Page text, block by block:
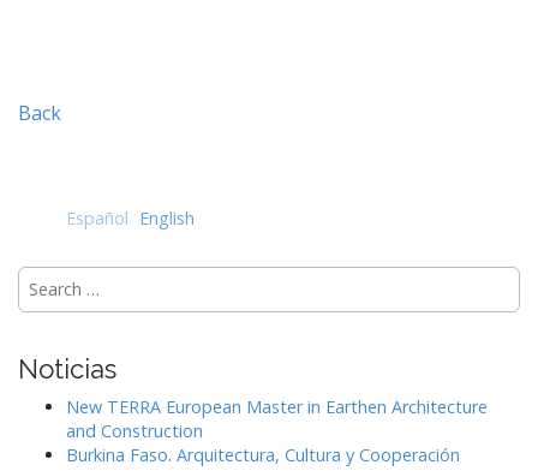
Back
Español English
Search
for:
Noticias
New TERRA European Master in Earthen Architecture
and Construction
Burkina Faso. Arquitectura, Cultura y Cooperación